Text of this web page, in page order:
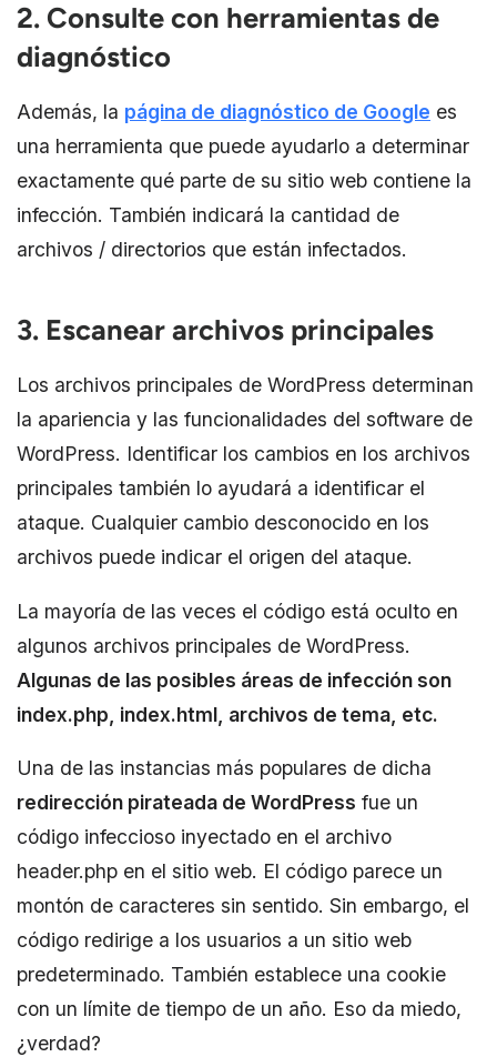
2. Consulte con herramientas de
diagnóstico
Además, la página de diagnóstico de Google es
una herramienta que puede ayudarlo a determinar
exactamente qué parte de su sitio web contiene la
infección. También indicará la cantidad de
archivos / directorios que están infectados.
3. Escanear archivos principales
Los archivos principales de WordPress determinan
la apariencia y las funcionalidades del software de
WordPress. Identificar los cambios en los archivos
principales también lo ayudará a identificar el
ataque. Cualquier cambio desconocido en los
archivos puede indicar el origen del ataque.
La mayoría de las veces el código está oculto en
algunos archivos principales de WordPress.
Algunas de las posibles áreas de infección son
index.php, index.html, archivos de tema, etc.
Una de las instancias más populares de dicha
redirección pirateada de WordPress fue un
código infeccioso inyectado en el archivo
header.php en el sitio web. El código parece un
montón de caracteres sin sentido. Sin embargo, el
código redirige a los usuarios a un sitio web
predeterminado. También establece una cookie
con un límite de tiempo de un año. Eso da miedo,
¿verdad?